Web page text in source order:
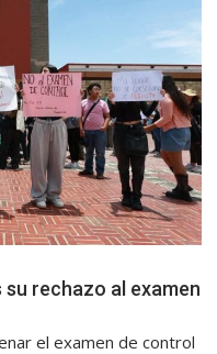
rechazo al examen
el examen de control